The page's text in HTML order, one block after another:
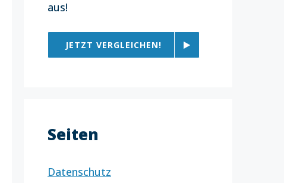
aus!
JETZT VERGLEICHEN!
Seiten
Datenschutz